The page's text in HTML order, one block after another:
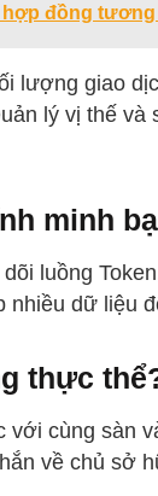
đồng tương
lượng giao
lý vị thế và
minh
luồng
dữ liệu
thực
cùng sàn
về chủ sở